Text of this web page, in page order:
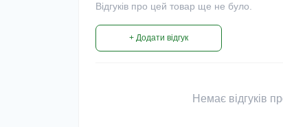
Відгуків про цей товар ще не було.
+ Додати відгук
Немає відгуків